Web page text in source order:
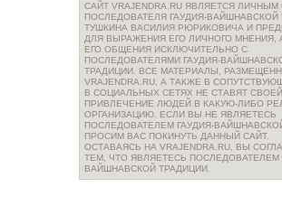
САЙТ VRAJENDRA.RU ЯВЛЯЕТСЯ
ПОСЛЕДОВАТЕЛЯ ГАУДИЯ-ВАЙШНАВСКОЙ
ТУШКИНА ВАСИЛИЯ РЮРИКОВИЧА И
ДЛЯ ВЫРАЖЕНИЯ ЕГО ЛИЧНОГО МНЕНИЯ,
ЕГО ОБЩЕНИЯ ИСКЛЮЧИТЕЛЬНО С
ПОСЛЕДОВАТЕЛЯМИ ГАУДИЯ-
ТРАДИЦИИ. ВСЕ МАТЕРИАЛЫ,
VRAJENDRA.RU, А ТАКЖЕ В
В СОЦИАЛЬНЫХ СЕТЯХ НЕ СТАВЯТ
ПРИВЛЕЧЕНИЕ ЛЮДЕЙ В КАКУЮ-ЛИБО
ОРГАНИЗАЦИЮ. ЕСЛИ ВЫ НЕ ЯВЛЯЕТЕСЬ
ПОСЛЕДОВАТЕЛЕМ ГАУДИЯ-
ПРОСИМ ВАС ПОКИНУТЬ ДАННЫЙ САЙТ.
ОСТАВАЯСЬ НА VRAJENDRA.RU, ВЫ
ТЕМ, ЧТО ЯВЛЯЕТЕСЬ ПОСЛЕДОВАТЕЛЕМ
ВАЙШНАВСКОЙ ТРАДИЦИИ.